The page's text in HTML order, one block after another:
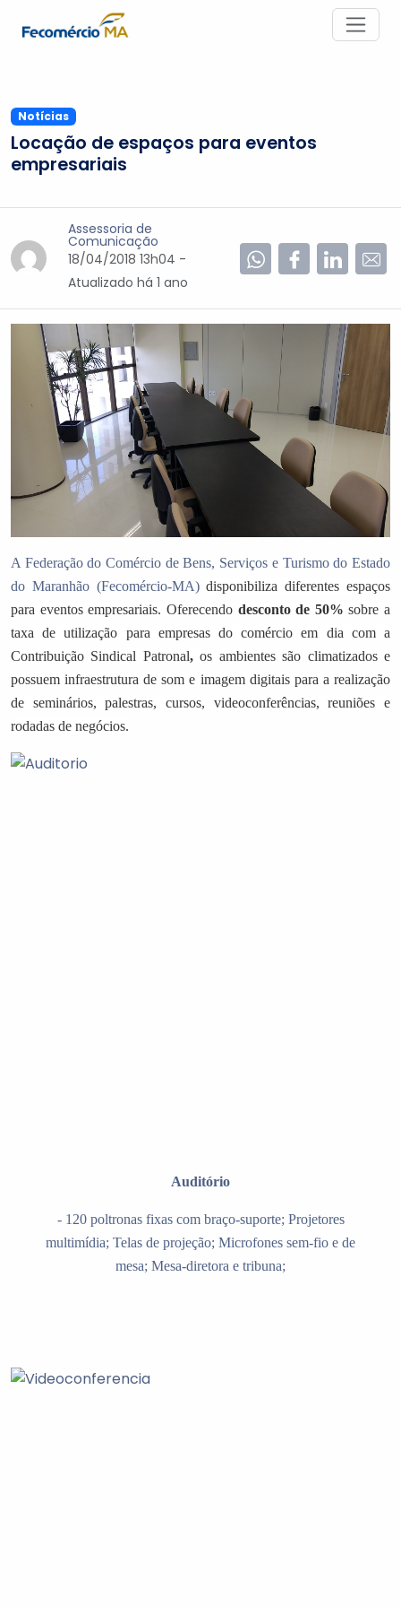
Notícias
Locação de espaços para eventos
empresariais
Assessoria de
Comunicação
18/04/2018 13h04 -
Atualizado há 1 ano
A Federação do Comércio de Bens, Serviços e Turismo do Estado
do Maranhão (Fecomércio-MA)disponibiliza diferentes espaços
para eventos empresariais. Oferecendo desconto de 50%sobre a
taxa de utilização para empresas do comércio em dia com a
Contribuição Sindical Patronal,os ambientes são climatizados e
possuem infraestrutura de som e imagem digitais para a realização
de seminários, palestras, cursos, videoconferências, reuniões e
rodadas de negócios.
Auditório
- 120 poltronas fixas com braço-suporte; Projetores
multimídia; Telas de projeção; Microfones sem-fio e de
mesa; Mesa-diretora e tribuna;